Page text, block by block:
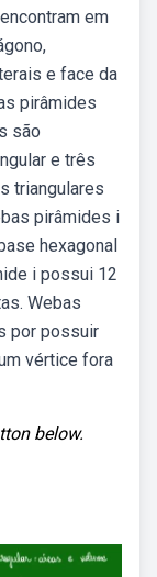
em
e face da
pirâmides
são
e três
triangulares
pirâmides i
hexagonal
i possui 12
Webas
por possuir
vértice fora
below.